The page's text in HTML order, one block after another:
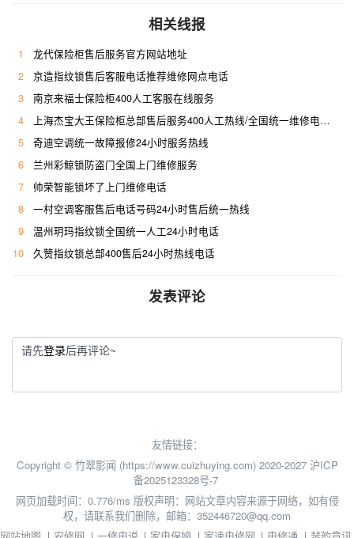
相关线报
1
龙代保险柜售后服务官方网站地址
2
京造指纹锁售后客服电话推荐维修网点电话
3
南京来福士保险柜400人工客服在线服务
4
上海杰宝大王保险柜总部售后服务400人工热线/全国统一维修电话是多少
5
奇迪空调统一故障报修24小时服务热线
6
兰州彩鲸锁防盗门全国上门维修服务
7
帅荣智能锁坏了上门维修电话
8
一村空调客服售后电话号码24小时售后统一热线
9
温州玥玛指纹锁全国统一人工24小时电话
10
久赞指纹锁总部400售后24小时热线电话
发表评论
请先登录后再评论~
友情链接：
Copyright © 竹翠影闻 (https://www.cuizhuying.com) 2020-2027 沪ICP
备2025123328号-7
网页加载时间：0.776/ms 版权声明：网站文章内容来源于网络，如有侵
权，请联系我们删除，邮箱：352446720@qq.com